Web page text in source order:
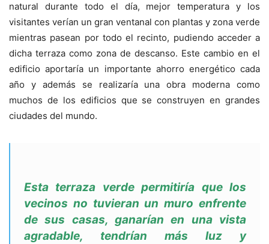
natural durante todo el día, mejor temperatura y los
visitantes verían un gran ventanal con plantas y zona verde
mientras pasean por todo el recinto, pudiendo acceder a
dicha terraza como zona de descanso. Este cambio en el
edificio aportaría un importante ahorro energético cada
año y además se realizaría una obra moderna como
muchos de los edificios que se construyen en grandes
ciudades del mundo.
Esta terraza verde permitiría que los
vecinos no tuvieran un muro enfrente
de sus casas, ganarían en una vista
agradable, tendrían más luz y